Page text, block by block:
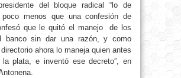
del bloque radical “lo de
menos que una confesión de
que le quitó el manejo de los
banco sin dar una razón, y como
ahora lo maneja quien antes
la plata, e inventó ese decreto”, en